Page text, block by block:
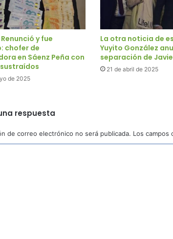
y fue
chofer de
en Sáenz Peña con
de 2025
La otra noticia de
Yuyito González
separación de
21 de abril de 2025
respuesta
de correo electrónico no será publicada. Los campos